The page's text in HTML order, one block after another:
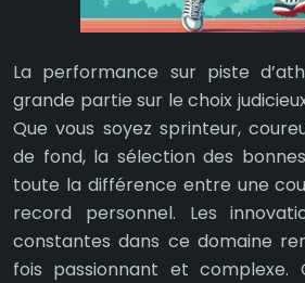
La performance sur piste
grande partie sur le choix
Que vous soyez sprinteur,
de fond, la sélection des
toute la différence entre une
record personnel. Les
constantes dans ce domaine
fois passionnant et complexe.